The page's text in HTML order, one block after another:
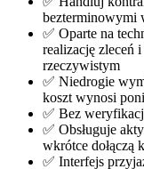
bezterminowymi
✅ Oparte na
realizację zleceń
rzeczywistym
✅ Niedrogie
koszt wynosi
✅ Bez
✅ Obsługuje
wkrótce dołączą
✅ Interfejs